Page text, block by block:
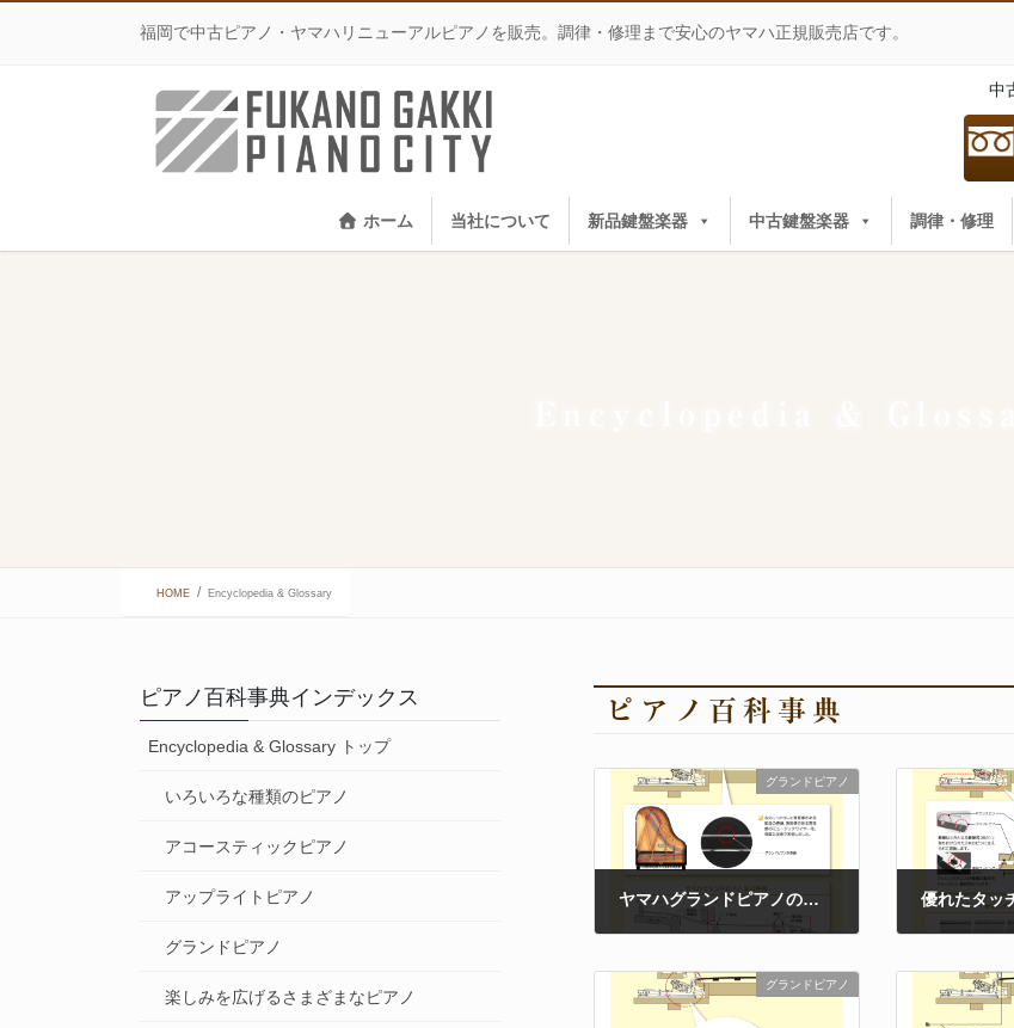
福岡で中古ピアノ・ヤマハリニューアルピアノを販売。調律・修理まで安心のヤマハ正規販売店です。
中
ホーム 当社について 新品鍵盤楽器 中古鍵盤楽器 調律・修理
HOME Encyclopedia & Glossary
ピアノ百科事典
グランドピアノ
ヤマハグランドピアノの「弦」は高度な技術で製造されています
グランドピアノ
ピアノ百科事典インデックス
Encyclopedia & Glossary トップ
いろいろな種類のピアノ
アコースティックピアノ
アップライトピアノ
グランドピアノ
楽しみを広げるさまざまなピアノ